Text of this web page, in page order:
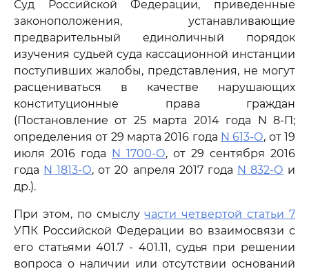
Суд Российской Федерации, приведенные
законоположения, устанавливающие
предварительный единоличный порядок
изучения судьей суда кассационной инстанции
поступивших жалобы, представления, не могут
расцениваться в качестве нарушающих
конституционные права граждан
(Постановление от 25 марта 2014 года N 8-П;
определения от 29 марта 2016 года N 613-О, от 19
июля 2016 года N 1700-О, от 29 сентября 2016
года N 1813-О, от 20 апреля 2017 года N 832-О и
др.).
При этом, по смыслучасти четвертой статьи 7
УПК Российской Федерации во взаимосвязи с
его статьями 401.7 - 401.11, судья при решении
вопроса о наличии или отсутствии оснований